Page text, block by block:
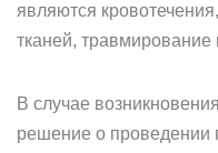
являются
тканей, травмирование
В случае
решение о проведении